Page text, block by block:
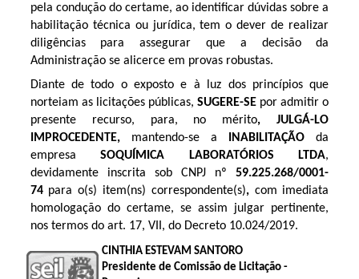
pela condução do certame, ao identificar dúvidas sobre a
habilitação técnica ou jurídica, tem o dever de realizar
diligências para assegurar que a decisão da
Administração se alicerce em provas robustas.
Diante de todo o exposto e à luz dos princípios que
norteiam as licitações públicas,SUGERE-SE por admitir o
presente recurso, para, no mérito, JULGÁ-LO
IMPROCEDENTE, mantendo-se a INABILITAÇÃOda
empresa
SOQUÍMICA LABORATÓRIOS LTDA,
devidamente inscrita sob CNPJ nº59.225.268/0001-
74 para o(s) item(ns) correspondente(s), com imediata
homologação do certame, se assim julgar pertinente,
nos termos do art. 17, VII, do Decreto 10.024/2019.
CINTHIA ESTEVAM SANTORO
Presidente de Comissão de Licitação -